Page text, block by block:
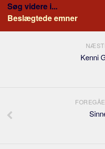
Søg videre i...
Beslægtede emner
Kenni